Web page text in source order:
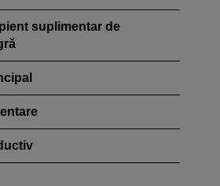
suplimentar de